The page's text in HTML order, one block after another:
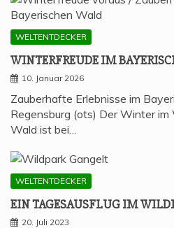
WELTENTDECKER
WIN­TER­FREU­DE IM
10. Januar 2026
Zauberhafte Erlebnisse im
Regensburg (ots) Der Winter
Wald ist bei…
WELTENTDECKER
EIN TAGES­AUS­FLUG IM
20. Juli 2023